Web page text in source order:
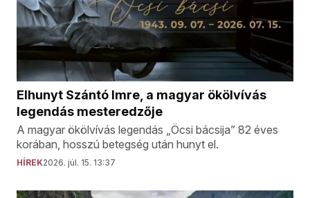
Elhunyt Szántó Imre, a magyar ökölvívás
legendás mesteredzője
A magyar ökölvívás legendás „Öcsi bácsija” 82 éves
korában, hosszú betegség után hunyt el.
HÍREK2026. júl. 15. 13:37